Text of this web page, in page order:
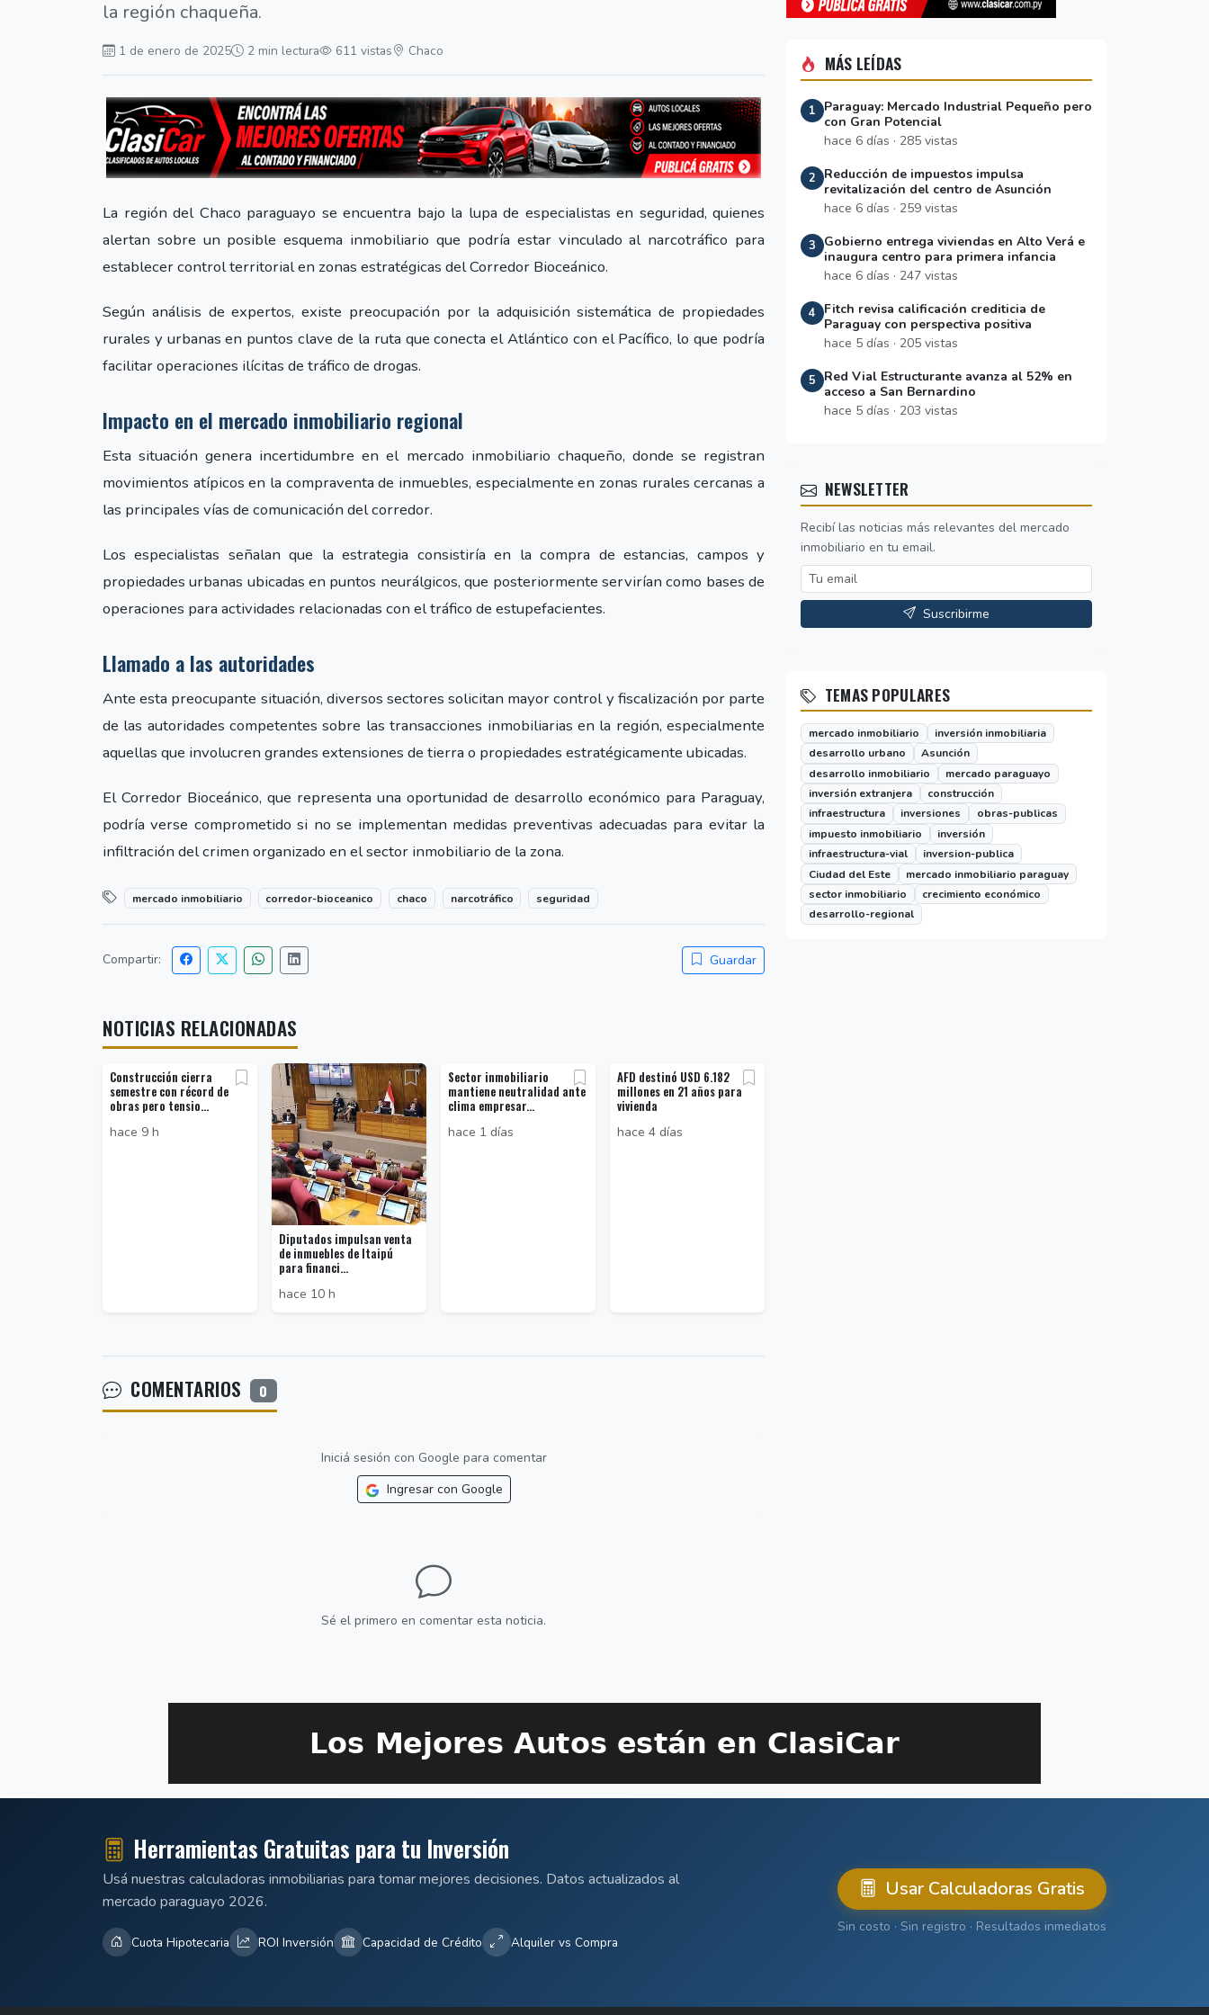
la región chaqueña.
1 de enero de 2025 2 min lectura 611 vistas Chaco
La región del Chaco paraguayo se encuentra bajo la lupa de especialistas en seguridad, quienes
alertan sobre un posible esquema inmobiliario que podría estar vinculado al narcotráfico para
establecer control territorial en zonas estratégicas del Corredor Bioceánico.
Según análisis de expertos, existe preocupación por la adquisición sistemática de propiedades
rurales y urbanas en puntos clave de la ruta que conecta el Atlántico con el Pacífico, lo que podría
facilitar operaciones ilícitas de tráfico de drogas.
Impacto en el mercado inmobiliario regional
Esta situación genera incertidumbre en el mercado inmobiliario chaqueño, donde se registran
movimientos atípicos en la compraventa de inmuebles, especialmente en zonas rurales cercanas a
las principales vías de comunicación del corredor.
Los especialistas señalan que la estrategia consistiría en la compra de estancias, campos y
propiedades urbanas ubicadas en puntos neurálgicos, que posteriormente servirían como bases de
operaciones para actividades relacionadas con el tráfico de estupefacientes.
Llamado a las autoridades
Ante esta preocupante situación, diversos sectores solicitan mayor control y fiscalización por parte
de las autoridades competentes sobre las transacciones inmobiliarias en la región, especialmente
aquellas que involucren grandes extensiones de tierra o propiedades estratégicamente ubicadas.
El Corredor Bioceánico, que representa una oportunidad de desarrollo económico para Paraguay,
podría verse comprometido si no se implementan medidas preventivas adecuadas para evitar la
infiltración del crimen organizado en el sector inmobiliario de la zona.
mercado inmobiliario corredor-bioceanico chaco narcotráfico seguridad
Compartir: Guardar
NOTICIAS RELACIONADAS
Construcción cierra
semestre con récord de
obras pero tensio...
hace 9 h
Diputados impulsan venta
de inmuebles de Itaipú
para financi...
hace 10 h
Sector inmobiliario
mantiene neutralidad ante
clima empresar...
hace 1 días
AFD destinó USD 6.182
millones en 21 años para
vivienda
hace 4 días
COMENTARIOS 0
Iniciá sesión con Google para comentar
Ingresar con Google
Sé el primero en comentar esta noticia.
MÁS LEÍDAS
1
Paraguay: Mercado Industrial Pequeño pero
con Gran Potencial
hace 6 días · 285 vistas
2
Reducción de impuestos impulsa
revitalización del centro de Asunción
hace 6 días · 259 vistas
3
Gobierno entrega viviendas en Alto Verá e
inaugura centro para primera infancia
hace 6 días · 247 vistas
4
Fitch revisa calificación crediticia de
Paraguay con perspectiva positiva
hace 5 días · 205 vistas
5
Red Vial Estructurante avanza al 52% en
acceso a San Bernardino
hace 5 días · 203 vistas
NEWSLETTER
Recibí las noticias más relevantes del mercado
inmobiliario en tu email.
Suscribirme
TEMAS POPULARES
mercado inmobiliario
inversión inmobiliaria
desarrollo urbano
Asunción
desarrollo inmobiliario
mercado paraguayo
inversión extranjera
construcción
infraestructura
inversiones
obras-publicas
impuesto inmobiliario
inversión
infraestructura-vial
inversion-publica
Ciudad del Este
mercado inmobiliario paraguay
sector inmobiliario
crecimiento económico
desarrollo-regional
Herramientas Gratuitas para tu Inversión
Usá nuestras calculadoras inmobiliarias para tomar mejores decisiones. Datos actualizados al
mercado paraguayo 2026.
Cuota Hipotecaria ROI Inversión Capacidad de Crédito Alquiler vs Compra
Usar Calculadoras Gratis
Sin costo · Sin registro · Resultados inmediatos